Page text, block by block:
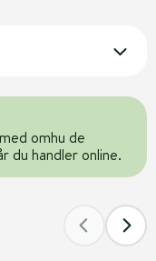
omhu de
du handler online.